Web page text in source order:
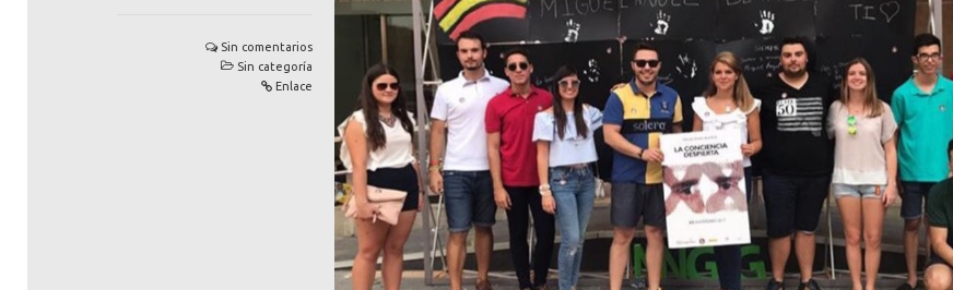
Sin comentarios
Sin categoría
Enlace